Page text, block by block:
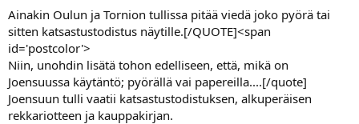
Ainakin Oulun ja Tornion tullissa pitää viedä joko pyörä tai
sitten katsastustodistus näytille.[/QUOTE]<span
id='postcolor'>
Niin, unohdin lisätä tohon edelliseen, että, mikä on
Joensuussa käytäntö; pyörällä vai papereilla....[/quote]
Joensuun tulli vaatii katsastustodistuksen, alkuperäisen
rekkariotteen ja kauppakirjan.